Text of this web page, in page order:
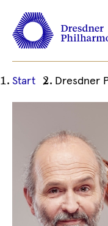
Ihre
Start Dresdner